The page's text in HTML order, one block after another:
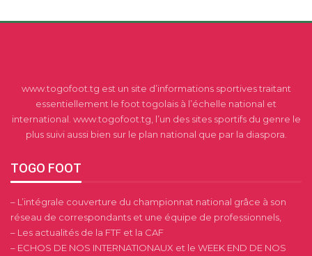
www.togofoot.tg est un site d’informations sportives traitant
essentiellement le foot togolais à l’échelle national et
international. www.togofoot.tg, l’un des sites sportifs du genre le
plus suivi aussi bien sur le plan national que par la diaspora.
TOGO FOOT
– L’intégrale couverture du championnat national grâce à son
réseau de correspondants et une équipe de professionnels,
– Les actualités de la FTF et la CAF
– ECHOS DE NOS INTERNATIONAUX et le WEEK END DE NOS